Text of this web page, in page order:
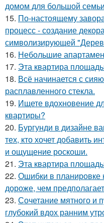
домом для большой
15. По-настоящему
процесс - создание
символизирующей
16. Небольшие
17. Эта квартира
18. Всё начинается с
расплавленного стекла.
19. Ищете вдохновение
квартиры?
20. Бургунди в дизайне
тех, кто хочет добавить
и ощущение роскоши.
21. Эта квартира
22. Ошибки в планировке
дороже, чем
23. Сочетание мятного и
глубокий вдох ранним